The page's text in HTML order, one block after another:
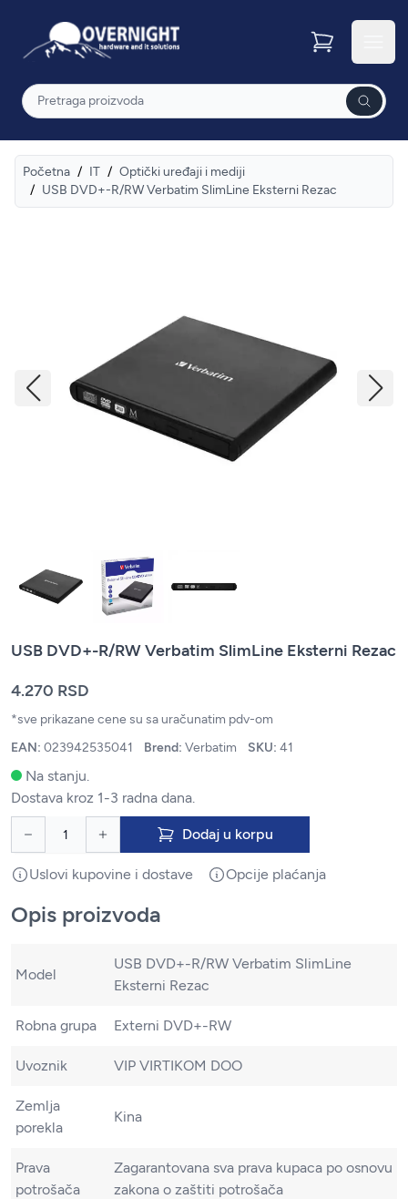
Overnight
Pretraga
Početna / IT / Optički uređaji i mediji
/ USB DVD+-R/RW Verbatim SlimLine Eksterni Rezac
USB DVD+-R/RW Verbatim SlimLine Eksterni Rezac
4.270 RSD
*sve prikazane cene su sa uračunatim pdv-om
EAN: 023942535041 Brend: Verbatim SKU: 41
Na stanju.
Dostava kroz 1-3 radna dana.
Dodaj u korpu
Uslovi kupovine i dostave Opcije plaćanja
Opis proizvoda
Model
USB DVD+-R/RW Verbatim SlimLine
Eksterni Rezac
Robna grupa Externi DVD+-RW
Uvoznik VIP VIRTIKOM DOO
Zemlja
porekla
Kina
Prava
potrošača
Zagarantovana sva prava kupaca po osnovu
zakona o zaštiti potrošača